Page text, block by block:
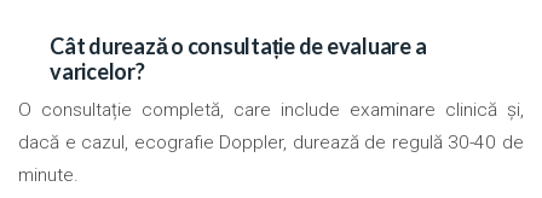
Cât durează o consultație de evaluare a
varicelor?
O consultație completă, care include examinare clinică și,
dacă e cazul, ecografie Doppler, durează de regulă 30-40 de
minute.